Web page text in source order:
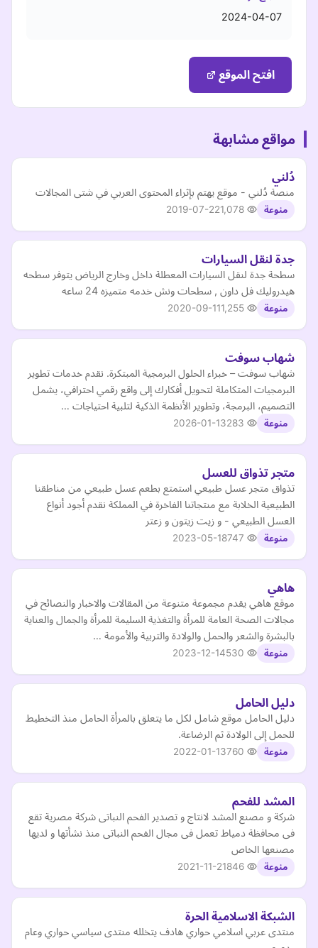
2024-04-07
افتح الموقع
مواقع مشابهة
دُلني
منصة دُلني - موقع يهتم بإثراء المحتوى العربي في شتى المجالات
منوعة 2019-07-22
جدة لنقل السيارات
سطحة جدة لنقل السيارات المعطلة داخل وخارج الرياض يتوفر سطحه
هيدروليك فل داون , سطحات ونش خدمه متميزه 24 ساعه
منوعة 2020-09-11
شهاب سوفت
شهاب سوفت – خبراء الحلول البرمجية المبتكرة. نقدم خدمات تطوير
البرمجيات المتكاملة لتحويل أفكارك إلى واقع رقمي احترافي، يشمل
التصميم، البرمجة، وتطوير الأنظمة الذكية لتلبية احتياجات …
منوعة 2026-01-13
متجر تذواق للعسل
تذواق متجر عسل طبيعي استمتع بطعم عسل طبيعي من مناطقنا
الطبيعية الخلابة مع منتجاتنا الفاخرة في المملكة نقدم أجود أنواع
العسل الطبيعي - و زيت زيتون و زعتر
منوعة 2023-05-18
هاهي
موقع هاهي يقدم مجموعة متنوعة من المقالات والاخبار والنصائح في
مجالات الصحة العامة للمرأة والتغذية السليمة للمرأة والجمال والعناية
بالبشرة والشعر والحمل والولادة والتربية والأمومة …
منوعة 2023-12-14
دليل الحامل
دليل الحامل موقع شامل لكل ما يتعلق بالمرأة الحامل منذ التخطيط
للحمل إلى الولادة ثم الرضاعة.
منوعة 2022-01-13
المشد للفحم
شركة و مصنع المشد لانتاج و تصدير الفحم النباتى شركة مصرية تقع
فى محافظة دمياط تعمل فى مجال الفحم النباتى منذ نشأتها و لديها
مصنعها الخاص
منوعة 2021-11-21
الشبكة الاسلامية الحرة
منتدى عربي اسلامي حواري هادف يتخلله منتدى سياسي حواري وعام